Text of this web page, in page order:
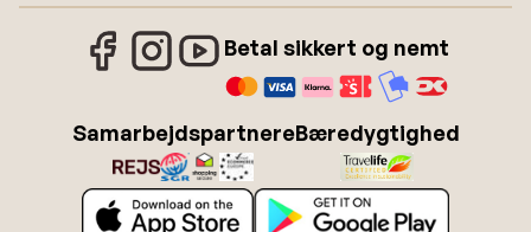
Betal sikkert og nemt
SamarbejdspartnereBæredygtighed